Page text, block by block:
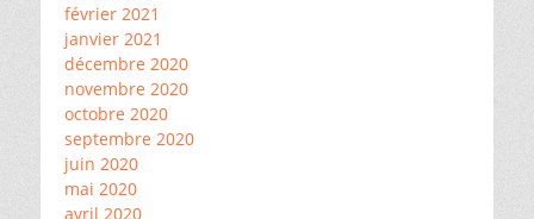
février 2021
janvier 2021
décembre 2020
novembre 2020
octobre 2020
septembre 2020
juin 2020
mai 2020
avril 2020